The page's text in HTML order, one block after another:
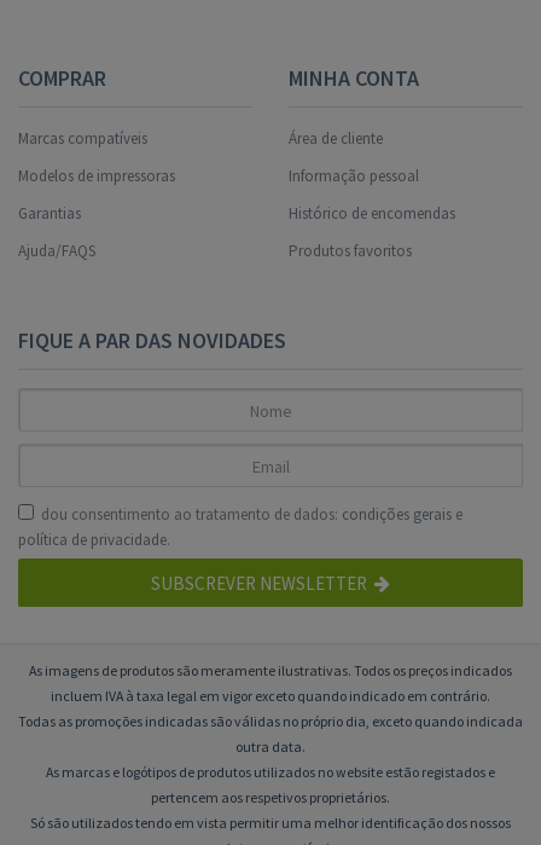
COMPRAR
Marcas compatíveis
Modelos de impressoras
Garantias
Ajuda/FAQS
MINHA CONTA
Área de cliente
Informação pessoal
Histórico de encomendas
Produtos favoritos
FIQUE A PAR DAS NOVIDADES
dou consentimento ao tratamento de dados: condições gerais e
política de privacidade.
SUBSCREVER NEWSLETTER
As imagens de produtos são meramente ilustrativas. Todos os preços indicados
incluem IVA à taxa legal em vigor exceto quando indicado em contrário.
Todas as promoções indicadas são válidas no próprio dia, exceto quando indicada
outra data.
As marcas e logótipos de produtos utilizados no website estão registados e
pertencem aos respetivos proprietários.
Só são utilizados tendo em vista permitir uma melhor identificação dos nossos